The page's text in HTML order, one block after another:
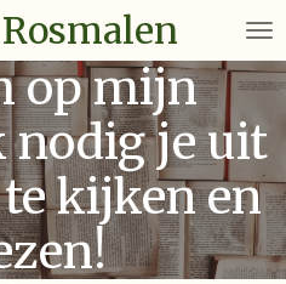
op mijn
nodig je uit
kijken en